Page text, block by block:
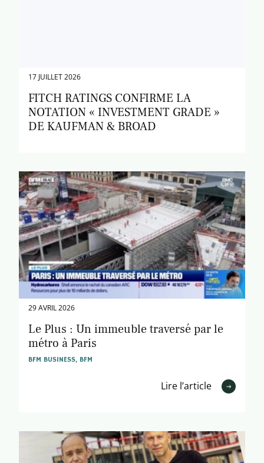
17 JUILLET 2026
FITCH RATINGS CONFIRME LA
NOTATION « INVESTMENT GRADE »
DE KAUFMAN & BROAD
29 AVRIL 2026
Le Plus : Un immeuble traversé par le
métro à Paris
BFM BUSINESS, BFM
Lire l’article